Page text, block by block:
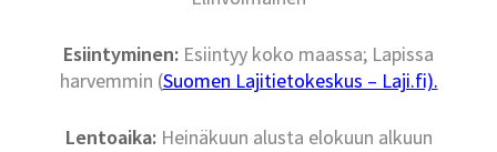
Esiintyminen: Esiintyy koko maassa; Lapissa
harvemmin (Suomen Lajitietokeskus – Laji.fi).
Lentoaika:Heinäkuun alusta elokuun alkuun